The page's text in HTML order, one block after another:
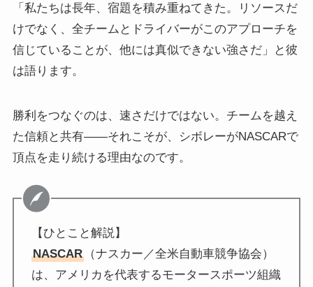
「私たちは長年、宿題を積み重ねてきた。リソースだ
けでなく、全チームとドライバーがこのアプローチを
信じていることが、他には真似できない強さだ」と彼
は語ります。
勝利をつなぐのは、速さだけではない。チームを越え
た信頼と共有——それこそが、シボレーがNASCARで
頂点を走り続ける理由なのです。
【ひとこと解説】
NASCAR
（ナスカー／全米自動車競争協会）
は、アメリカを代表するモータースポーツ組織